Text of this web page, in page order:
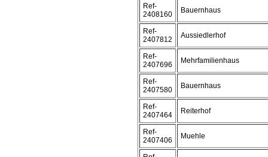
Ref-
2408160
Bauernhaus
Ref-
2407812
Aussiedlerhof
Ref-
2407696
Mehrfamilienhaus
Ref-
2407580
Bauernhaus
Ref-
2407464
Reiterhof
Ref-
2407406
Muehle